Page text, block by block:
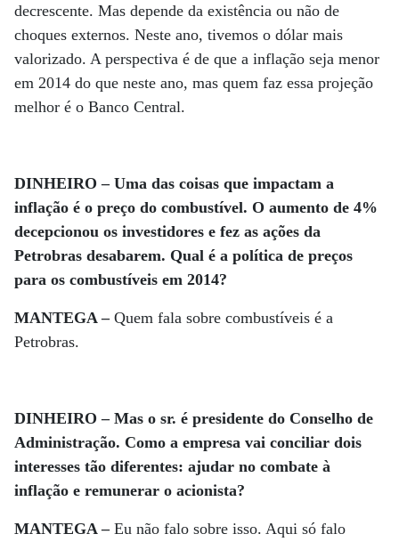
decrescente. Mas depende da existência ou não de
choques externos. Neste ano, tivemos o dólar mais
valorizado. A perspectiva é de que a inflação seja menor
em 2014 do que neste ano, mas quem faz essa projeção
melhor é o Banco Central.
DINHEIRO – Uma das coisas que impactam a
inflação é o preço do combustível. O aumento de 4%
decepcionou os investidores e fez as ações da
Petrobras desabarem. Qual é a política de preços
para os combustíveis em 2014?
MANTEGA – Quem fala sobre combustíveis é a
Petrobras.
DINHEIRO – Mas o sr. é presidente do Conselho de
Administração. Como a empresa vai conciliar dois
interesses tão diferentes: ajudar no combate à
inflação e remunerar o acionista?
MANTEGA – Eu não falo sobre isso. Aqui só falo